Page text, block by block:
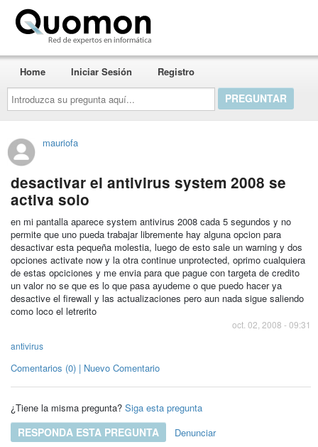
Introduzca
su
pregunta
aquí...
Home Iniciar Sesión Registro
mauriofa
desactivar el antivirus system 2008 se
activa solo
en mi pantalla aparece system antivirus 2008 cada 5 segundos y no
permite que uno pueda trabajar libremente hay alguna opcion para
desactivar esta pequeña molestia, luego de esto sale un warning y dos
opciones activate now y la otra continue unprotected, oprimo cualquiera
de estas opciciones y me envia para que pague con targeta de credito
un valor no se que es lo que pasa ayudeme o que puedo hacer ya
desactive el firewall y las actualizaciones pero aun nada sigue saliendo
como loco el letrerito
oct. 02, 2008 - 09:31
antivirus
Comentarios (0) | Nuevo Comentario
¿Tiene la misma pregunta? Siga esta pregunta
RESPONDA ESTA PREGUNTA Denunciar